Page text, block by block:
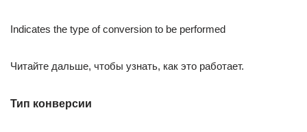
Indicates the type of conversion to be performed
Читайте дальше, чтобы узнать, как это работает.
Тип конверсии